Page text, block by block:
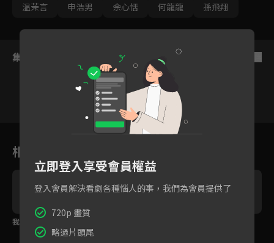
温茉言 申浩男 余心恬 何龍龍 孫飛翔
集數列表
20 21 22
相關花絮
我不想再把你弄丟了
立即登入享受會員權益
登入會員解決看劇各種惱人的事，我們為會員提供了
720p 畫質
略過片頭尾